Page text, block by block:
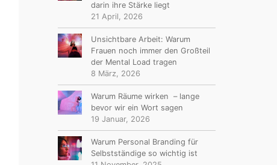
darin ihre Stärke liegt
21 April, 2026
Unsichtbare Arbeit: Warum
Frauen noch immer den Großteil
der Mental Load tragen
8 März, 2026
Warum Räume wirken – lange
bevor wir ein Wort sagen
19 Januar, 2026
Warum Personal Branding für
Selbstständige so wichtig ist